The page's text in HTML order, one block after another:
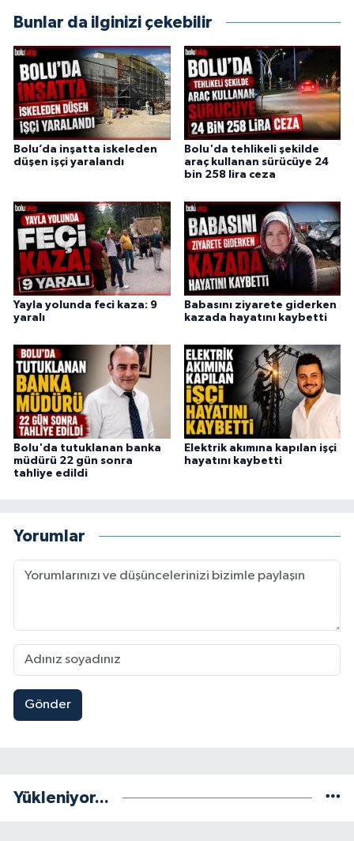
Bunlar da ilginizi çekebilir
Bolu’da inşatta iskeleden
düşen işçi yaralandı
Bolu'da tehlikeli şekilde
araç kullanan sürücüye 24
bin 258 lira ceza
Yayla yolunda feci kaza: 9
yaralı
Babasını ziyarete giderken
kazada hayatını kaybetti
Bolu'da tutuklanan banka
müdürü 22 gün sonra
tahliye edildi
Elektrik akımına kapılan işçi
hayatını kaybetti
Yorumlar
Gönder
Yükleniyor...